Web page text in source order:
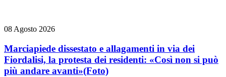
08 Agosto 2026
Marciapiede dissestato e allagamenti in via dei
Fiordalisi, la protesta dei residenti: «Così non si può
più andare avanti»(Foto)